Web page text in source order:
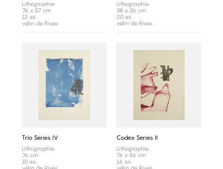
Lithographie
76 x 57 cm
12 ex.
vélin de Rives
Lithographie
38 x 26 cm
20 ex.
vélin de Rives
Trio Series IV
Lithographie
76 cm
10 ex.
Codex Series II
Lithographie
76 x 56 cm
16 ex.